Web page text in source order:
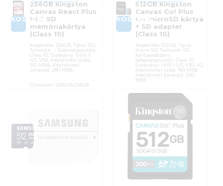
KOSÁRBA
256GB Kingston
Canvas React Plus
V60 SD
memóriakártya
(Class 10)
Kapacitás: 256GB; Típus: SD;
Tartozék: -; Sebességosztály:
Class 10; Szabvány: UHS-II
U3, V60; Adatátvitel (írás):
150 MB/s; Adatátvitel
(olvasás): 280 MB/s
Cikkszám:SDR2V6/256GB
ÁFA:
Azonosító:
59 990
KOSÁRBA
512GB Kingston
Canvas Go! Plus
G4 microSD kártya
+ SD adapter
(Class 10)
Kapacitás: 512GB; Típus:
micro SD; Tartozék: SD
kártyaadapter;
Sebességosztály: Class 10;
Szabvány: UHS-I U3, V30, A2;
Adatátvitel (írás): 160 MB/s;
Adatátvitel (olvasás): 200
MB/s
Cikkszám:SDCG4/512GB
Memóriakártyák
Gyártó: Kingston
Garanciaidő:
60 hónap
ÁFA:27%
Azonosító: 52762
60 400Ft